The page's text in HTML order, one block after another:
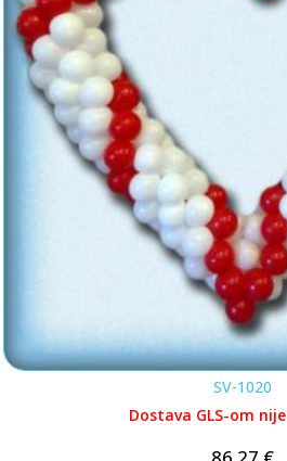
SV-1020
Dostava GLS-om